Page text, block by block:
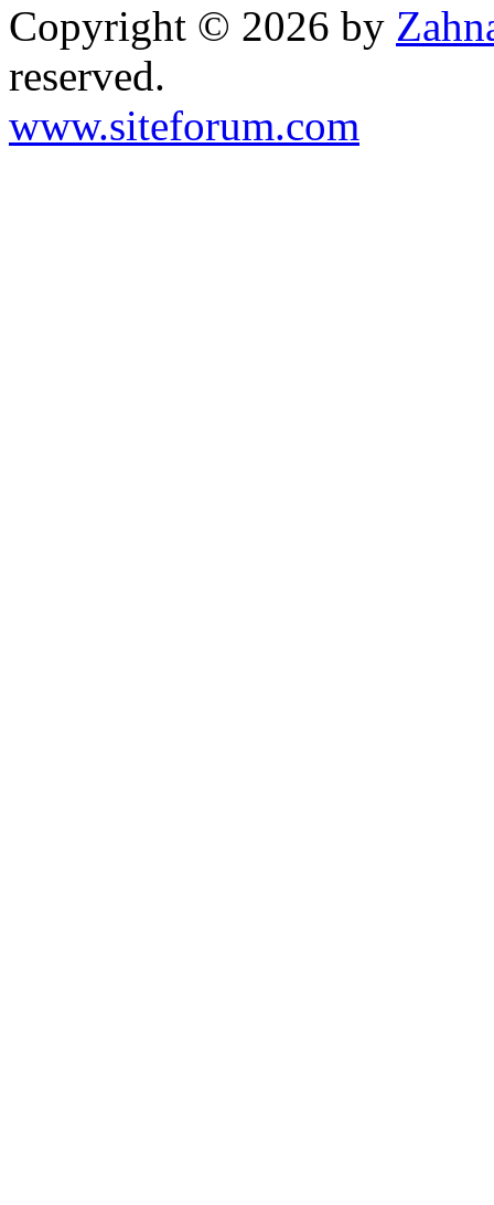
Copyright © 2026 by
reserved.
www.siteforum.com